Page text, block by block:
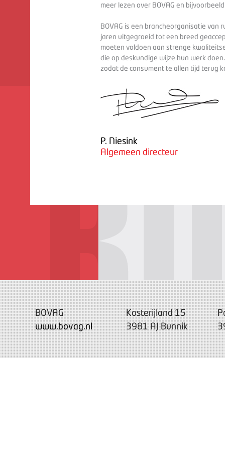
meer lezen over BOVAG en
BOVAG is een brancheorganisatie van
jaren uitgegroeid tot een breed
moeten voldoen aan strenge
die op deskundige wijze hun werk
zodat de consument te allen tijd terug
P. Niesink
Algemeen directeur
BOVAG
www.bovag.nl
Kosterijland 15
3981 AJ Bunnik